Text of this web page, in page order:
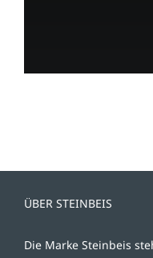
ÜBER STEINBEIS
Die Marke Steinbeis